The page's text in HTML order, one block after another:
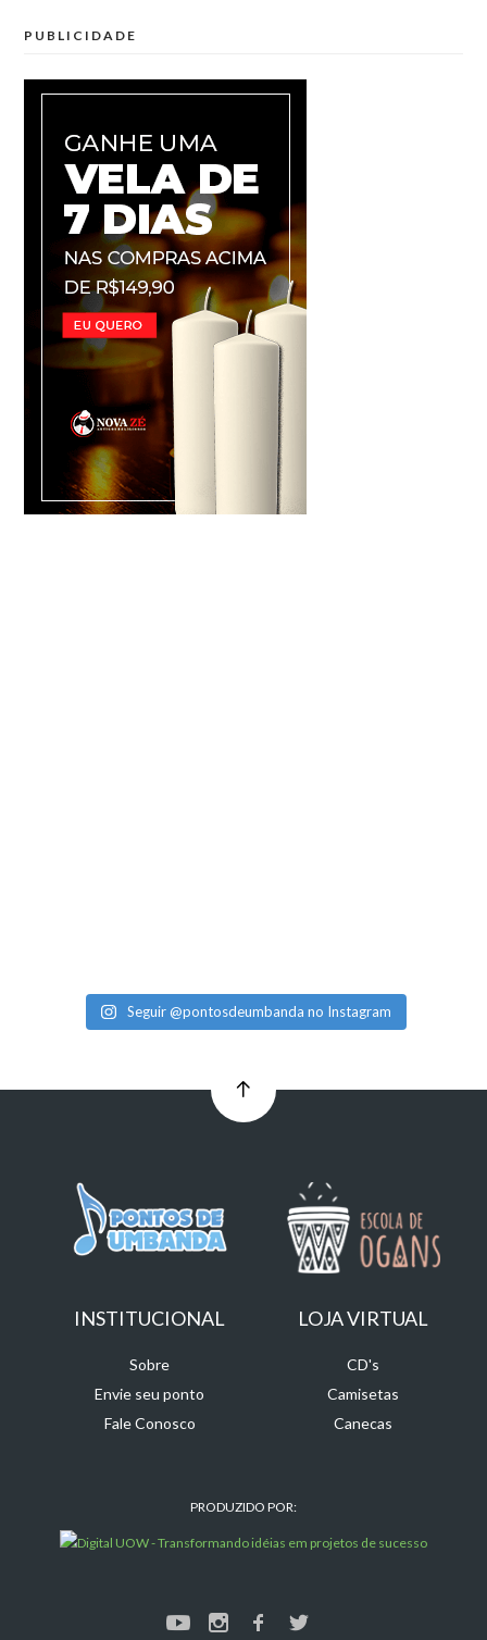
PUBLICIDADE
Seguir @pontosdeumbanda no Instagram
INSTITUCIONAL
Sobre
Envie seu ponto
Fale Conosco
LOJA VIRTUAL
CD's
Camisetas
Canecas
PRODUZIDO POR: